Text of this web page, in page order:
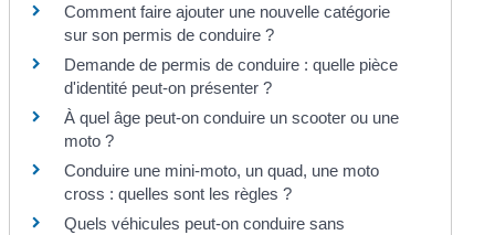
Comment faire ajouter une nouvelle catégorie
sur son permis de conduire ?
Demande de permis de conduire : quelle pièce
d'identité peut-on présenter ?
À quel âge peut-on conduire un scooter ou une
moto ?
Conduire une mini-moto, un quad, une moto
cross : quelles sont les règles ?
Quels véhicules peut-on conduire sans